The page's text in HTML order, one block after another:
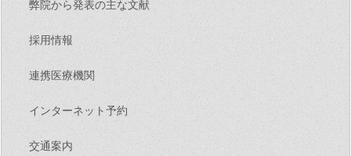
弊院から発表の主な文献
採用情報
連携医療機関
インターネット予約
交通案内